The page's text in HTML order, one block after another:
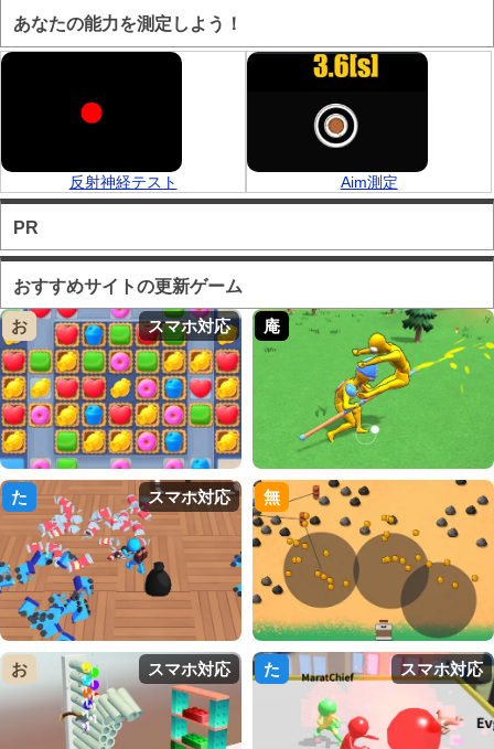
あなたの能力を測定しよう！
反射神経テスト Aim測定
PR
おすすめサイトの更新ゲーム
お スマホ対応 庵
た スマホ対応 無
お スマホ対応 た スマホ対応